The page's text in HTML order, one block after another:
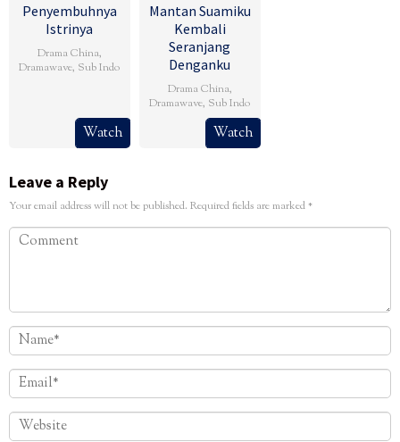
Penyembuhnya
Istrinya
Drama China,
Dramawave, Sub Indo
Watch
Mantan Suamiku
Kembali
Seranjang
Denganku
Drama China,
Dramawave, Sub Indo
Watch
Leave a Reply
Your email address will not be published. Required fields are marked*